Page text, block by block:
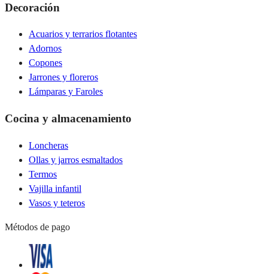
Decoración
Acuarios y terrarios flotantes
Adornos
Copones
Jarrones y floreros
Lámparas y Faroles
Cocina y almacenamiento
Loncheras
Ollas y jarros esmaltados
Termos
Vajilla infantil
Vasos y teteros
Métodos de pago